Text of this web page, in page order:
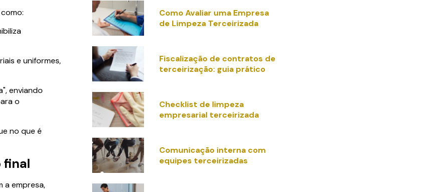
e uniformes,
enviando
o
no que é
final
a empresa,
Como Avaliar uma Empresa
de Limpeza Terceirizada
Fiscalização de contratos de
terceirização: guia prático
Checklist de limpeza
empresarial terceirizada
Comunicação interna com
equipes terceirizadas